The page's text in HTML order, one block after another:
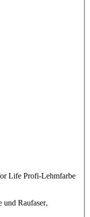
Life Profi-Lehmfarbe
und Raufaser,